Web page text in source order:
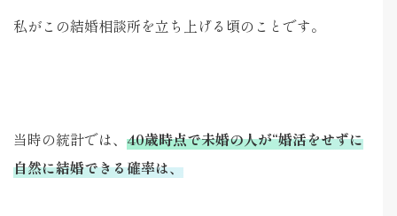
私がこの結婚相談所を立ち上げる頃のことです。
当時の統計では、 40歳時点で未婚の人が“婚活をせずに
自然に結婚できる確率は、